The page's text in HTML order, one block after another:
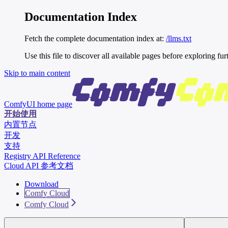
Documentation Index
Fetch the complete documentation index at: /llms.txt
Use this file to discover all available pages before exploring
Skip to main content
ComfyUI home page
开始使用
内置节点
开发
支持
Registry API Reference
Cloud API 参考文档
Download
Comfy Cloud
Comfy Cloud